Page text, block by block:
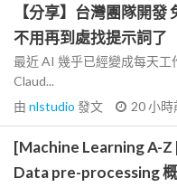
【分享】台灣團隊開
不用再到處找提示詞了
最近 AI 幾乎已經變成每天工
Claud...
由 nlstudio 發文 20 小時
[Machine Learning A-Z
Data pre-processing